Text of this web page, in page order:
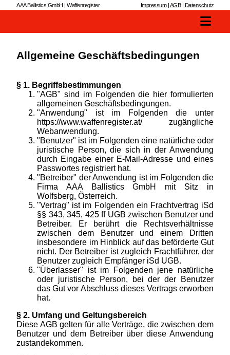
AAA Ballistics GmbH | Waffenregister Impressum|AGB| Datenschutz
Allgemeine Geschäftsbedingungen
§ 1. Begriffsbestimmungen
"AGB" sind im Folgenden die hier formulierten
allgemeinen Geschäftsbedingungen.
"Anwendung" ist im Folgenden die unter
https://www.waffenregister.at/ zugängliche
Webanwendung.
"Benutzer" ist im Folgenden eine natürliche oder
juristische Person, die sich in der Anwendung
durch Eingabe einer E-Mail-Adresse und eines
Passwortes registriert hat.
"Betreiber" der Anwendung ist im Folgenden die
Firma AAA Ballistics GmbH mit Sitz in
Wolfsberg, Österreich.
"Vertrag" ist im Folgenden ein Frachtvertrag iSd
§§ 343, 345, 425 ff UGB zwischen Benutzer und
Betreiber. Er berührt die Rechtsverhältnisse
zwischen dem Benutzer und einem Dritten
insbesondere im Hinblick auf das beförderte Gut
nicht. Der Betreiber ist zugleich Frachtführer, der
Benutzer zugleich Empfänger iSd UGB.
"Überlasser" ist im Folgenden jene natürliche
oder juristische Person, bei der der Benutzer
das Gut vor Abschluss dieses Vertrags erworben
hat.
§ 2. Umfang und Geltungsbereich
Diese AGB gelten für alle Verträge, die zwischen dem
Benutzer und dem Betreiber über diese Anwendung
zustandekommen.